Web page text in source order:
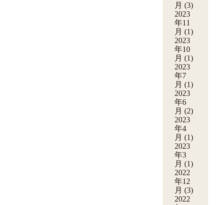
月 (3)
2023
年11
月 (1)
2023
年10
月 (1)
2023
年7
月 (1)
2023
年6
月 (2)
2023
年4
月 (1)
2023
年3
月 (1)
2022
年12
月 (3)
2022